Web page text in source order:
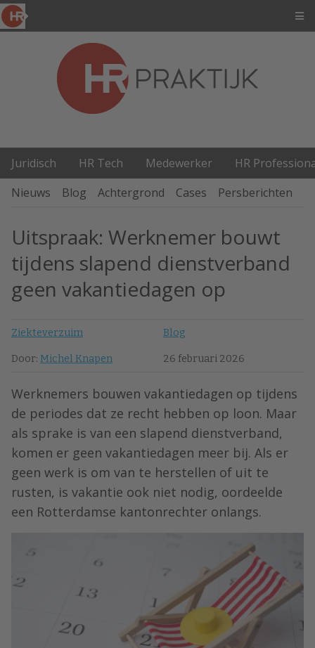
Juridisch HR Tech Medewerker
HR
Nieuws
Blog Achtergrond Cases Persberichten
Uitspraak: Werknemer bouwt
tijdens slapend dienstverband
geen vakantiedagen op
Ziekteverzuim Blog
Door: Michel Knapen 26 februari 2026
Werknemers bouwen vakantiedagen op tijdens
de periodes dat ze recht hebben op loon. Maar
als sprake is van een slapend dienstverband,
komen er geen vakantiedagen meer bij. Als er
geen werk is om van te herstellen of uit te
rusten, is vakantie ook niet nodig, oordeelde
een Rotterdamse kantonrechter onlangs.